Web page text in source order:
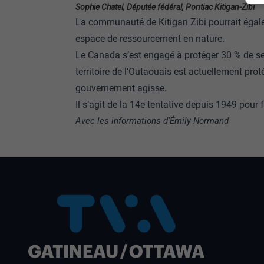
Sophie Chatel, Députée fédéral, Pontiac Kitigan-Zibi
La communauté de Kitigan Zibi pourrait
espace de ressourcement en nature.
Le Canada s’est engagé à protéger 30 % de
territoire de l’Outaouais est actuellement
gouvernement agisse.
Il s’agit de la 14e tentative depuis 1949
Avec les informations d’Émily Normand